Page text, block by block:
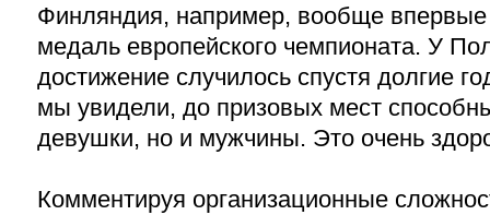
Финляндия, например, вообще впервые
медаль европейского чемпионата. У
достижение случилось спустя долгие
мы увидели, до призовых мест
девушки, но и мужчины. Это очень
Комментируя организационные